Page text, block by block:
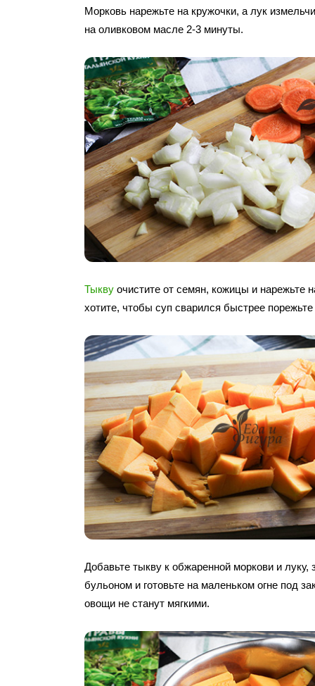
Морковь нарежьте на кружочки, а лук
на оливковом масле 2-3 минуты.
Тыкву очистите от семян, кожицы и нарежьте
хотите, чтобы суп сварился быстрее
Добавьте тыкву к обжаренной моркови и
бульоном и готовьте на маленьком огне под
овощи не станут мягкими.